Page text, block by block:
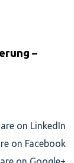
–